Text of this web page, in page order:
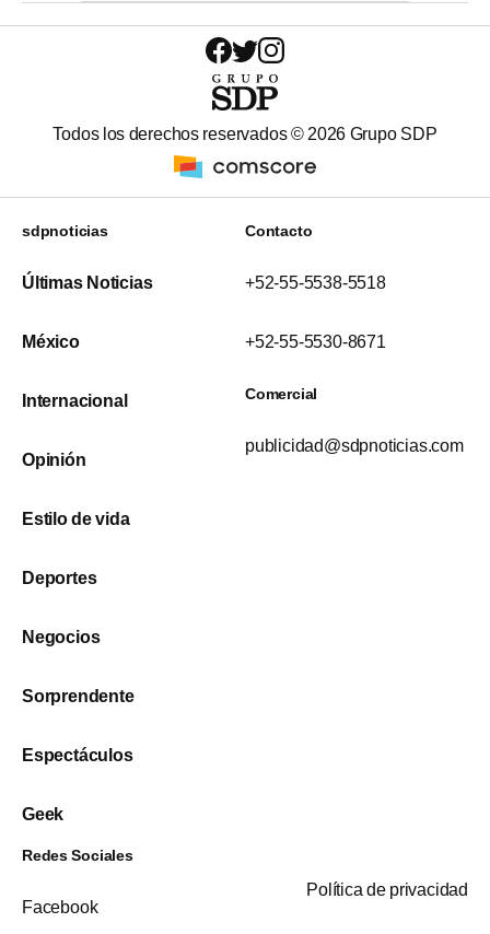
Todos los derechos reservados © 2026 Grupo SDP
sdpnoticias
Últimas Noticias
México
Internacional
Opinión
Estilo de vida
Deportes
Negocios
Sorprendente
Espectáculos
Geek
Contacto
+52-55-5538-5518
+52-55-5530-8671
Comercial
publicidad@sdpnoticias.com
Redes Sociales
Facebook
Política de privacidad